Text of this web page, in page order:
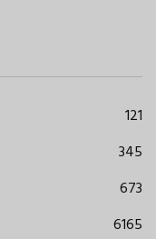
121
345
673
6165